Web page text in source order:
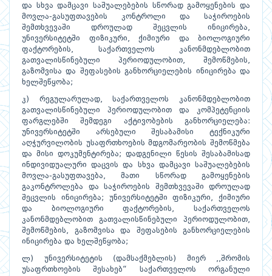
და სხვა დამცავი საშუალებების სწორად გამოყენების და
მოვლა-გასუფთავების კონტროლი და საჭიროების
შემთხვევაში დროულად შეცვლის ინიცირება,
უნივერსიტეტში ფიზიკური, ქიმიური და ბიოლოგიური
ფაქტორების, საქართველოს კანონმდებლობით
გათვალისწინებული პერიოდულობით, შემოწმების,
გაზომვისა და შეფასების განხორციელების ინიცირება და
ხელშეწყობა;
კ) რეგულარულად, საქართველოს კანონმდებლობით
გათვალისწინებული პერიოდულობით და კომპეტენციის
ფარგლებში შემდეგი აქტივობების განხორციელება:
უნივერსიტეტში არსებული შესაბამისი ტექნიკური
აღჭურვილობის უსაფრთხოების მდგომარეობის შემოწმება
და მისი დოკუმენტირება; დადგენილი წესის შესაბამისად
ინდივიდუალური დაცვის და სხვა დამცავი საშუალებების
მოვლა-გასუფთავება, მათი სწორად გამოყენების
გაკონტროლება და საჭიროების შემთხვევაში დროულად
შეცვლის ინიცირება; უნივერსიტეტში ფიზიკური, ქიმიური
და ბიოლოგიური ფაქტორების, საქართველოს
კანონმდებლობით გათვალისწინებული პერიოდულობით,
შემოწმების, გაზომვისა და შეფასების განხორციელების
ინიცირება და ხელშეწყობა;
ლ) უნივერსიტეტის (დამსაქმებლის) მიერ ,,შრომის
უსაფრთხოების შესახებ“ საქართველოს ორგანული